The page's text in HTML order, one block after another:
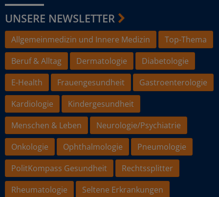
UNSERE NEWSLETTER
Allgemeinmedizin und Innere Medizin
Top-Thema
Beruf & Alltag
Dermatologie
Diabetologie
E-Health
Frauengesundheit
Gastroenterologie
Kardiologie
Kindergesundheit
Menschen & Leben
Neurologie/Psychiatrie
Onkologie
Ophthalmologie
Pneumologie
PolitKompass Gesundheit
Rechtssplitter
Rheumatologie
Seltene Erkrankungen